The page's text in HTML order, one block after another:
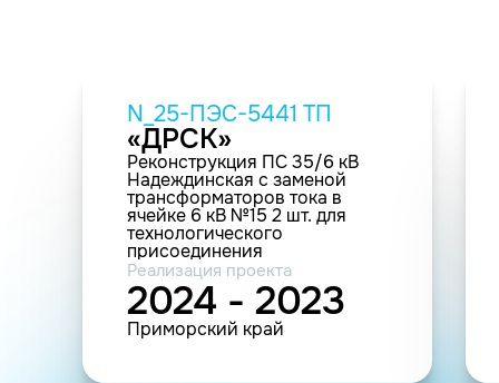
N_25-ПЭС-5441 ТП
«ДРСК»
Реконструкция ПС 35/6 кВ
Надеждинская с заменой
трансформаторов тока в
ячейке 6 кВ №15 2 шт. для
технологического
присоединения
энергопринимающих
устройств ДВЭС ООО
Реализация проекта
2024 - 2023
Приморский край